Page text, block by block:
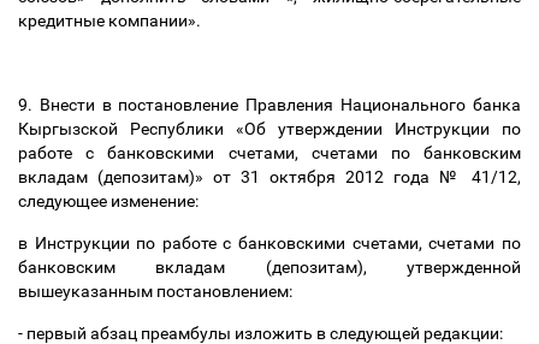
кредитные компании».
9. Внести в постановление Правления Национального банка
Кыргызской Республики «Об утверждении Инструкции по
работе с банковскими счетами, счетами по банковским
вкладам (депозитам)» от 31 октября 2012 года № 41/12,
следующее изменение:
в Инструкции по работе с банковскими счетами, счетами по
банковским вкладам (депозитам), утвержденной
вышеуказанным постановлением:
- первый абзац преамбулы изложить в следующей редакции: